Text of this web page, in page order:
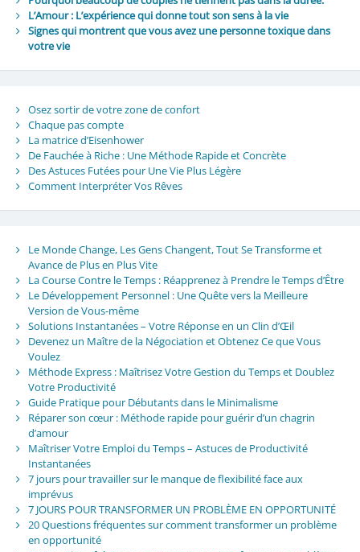
L’Amour : L’expérience qui donne tout son sens à la vie
Signes qui montrent que vous avez une personne toxique dans
votre vie
Osez sortir de votre zone de confort
Chaque pas compte
La matrice d’Eisenhower
De Fauchée à Riche : Une Méthode Rapide et Concrète
Des Astuces Futées pour Une Vie Plus Légère
Comment Interpréter Vos Rêves
Le Monde Change, Les Gens Changent, Tout Se Transforme et
Avance de Plus en Plus Vite
La Course Contre le Temps : Réapprenez à Prendre le Temps d’Être
Le Développement Personnel : Une Quête vers la Meilleure
Version de Vous-même
Solutions Instantanées – Votre Réponse en un Clin d’Œil
Devenez un Maître de la Négociation et Obtenez Ce que Vous
Voulez
Méthode Express : Maîtrisez Votre Gestion du Temps et Doublez
Votre Productivité
Guide Pratique pour Débutants dans le Minimalisme
Réparer son cœur : Méthode rapide pour guérir d’un chagrin
d’amour
Maîtriser Votre Emploi du Temps – Astuces de Productivité
Instantanées
7 jours pour travailler sur le manque de flexibilité face aux
imprévus
7 JOURS POUR TRANSFORMER UN PROBLÈME EN OPPORTUNITÉ
20 Questions fréquentes sur comment transformer un problème
en opportunité